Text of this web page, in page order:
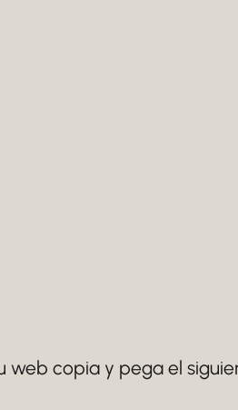
web copia y pega el